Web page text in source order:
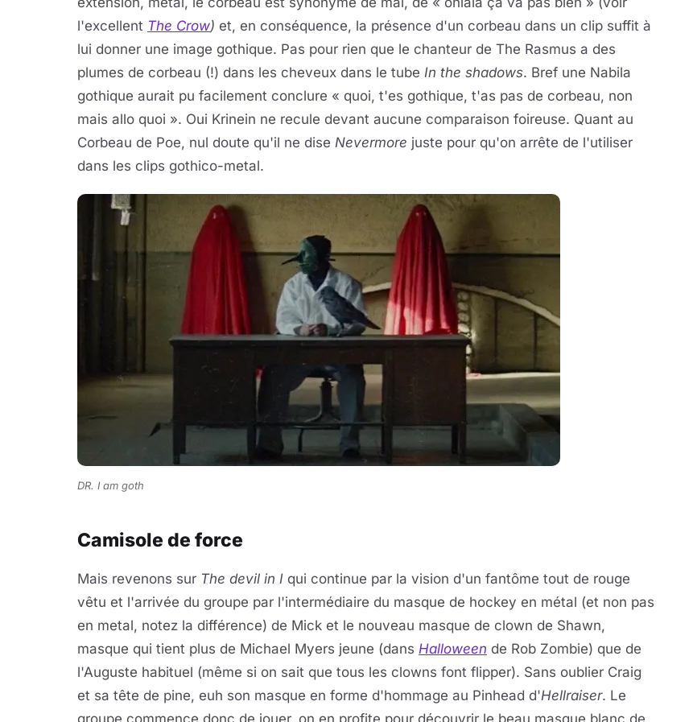
l'excellent The Crow) et, en conséquence, la présence d'un corbeau dans un clip suffit à
lui donner une image gothique. Pas pour rien que le chanteur de The Rasmus a des
plumes de corbeau (!) dans les cheveux dans le tube In the shadows. Bref une Nabila
gothique aurait pu facilement conclure « quoi, t'es gothique, t'as pas de corbeau, non
mais allo quoi ». Oui Krinein ne recule devant aucune comparaison foireuse. Quant au
Corbeau de Poe, nul doute qu'il ne dise Nevermore juste pour qu'on arrête de l'utiliser
dans les clips gothico-metal.
DR. I am goth
Camisole de force
Mais revenons sur The devil in I qui continue par la vision d'un fantôme tout de rouge
vêtu et l'arrivée du groupe par l'intermédiaire du masque de hockey en métal (et non pas
en metal, notez la différence) de Mick et le nouveau masque de clown de Shawn,
masque qui tient plus de Michael Myers jeune (dans Halloween de Rob Zombie) que de
l'Auguste habituel (même si on sait que tous les clowns font flipper). Sans oublier Craig
et sa tête de pine, euh son masque en forme d'hommage au Pinhead d'Hellraiser. Le
groupe commence donc de jouer, on en profite pour découvrir le beau masque blanc de